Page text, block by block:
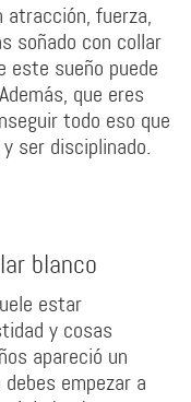
atracción, fuerza,
soñado con collar
este sueño puede
que eres
todo eso que
ser disciplinado.
blanco
estar
y cosas
apareció un
empezar a